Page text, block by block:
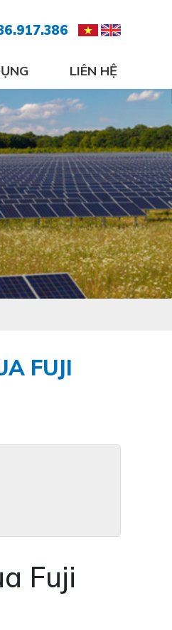
LIÊN HỆ
FUJI
Fuji